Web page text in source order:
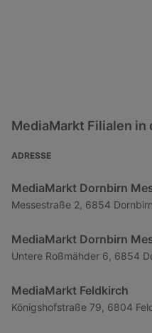
MediaMarkt Filialen in
ADRESSE
MediaMarkt Dornbirn
Messestraße 2, 6854 Dornbirn
MediaMarkt Dornbirn
Untere Roßmähder 6, 6854
MediaMarkt Feldkirch
Königshofstraße 79, 6804